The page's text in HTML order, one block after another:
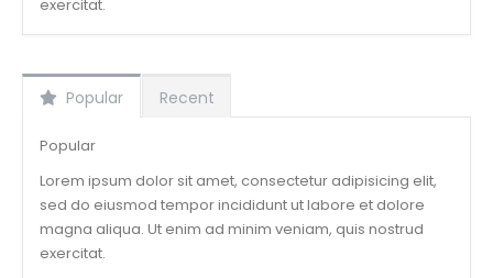
exercitat.
Popular Recent
Popular
Lorem ipsum dolor sit amet, consectetur adipisicing elit,
sed do eiusmod tempor incididunt ut labore et dolore
magna aliqua. Ut enim ad minim veniam, quis nostrud
exercitat.